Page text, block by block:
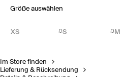
Größe auswählen
XS S M
Im Store finden
Lieferung & Rücksendung